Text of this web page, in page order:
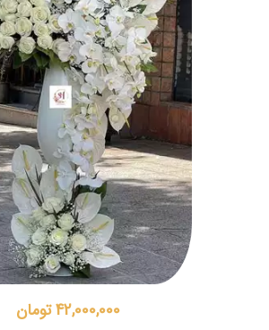
42,000,000 تومان